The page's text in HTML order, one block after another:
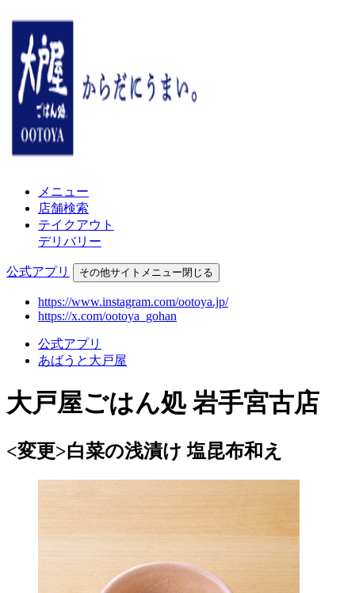
メニュー
店舗検索
テイクアウト
デリバリー
公式アプリ その他サイトメニュー閉じる
https://www.instagram.com/ootoya.jp/
https://x.com/ootoya_gohan
公式アプリ
あばうと大戸屋
大戸屋ごはん処 岩手宮古店
<変更>白菜の浅漬け 塩昆布和え